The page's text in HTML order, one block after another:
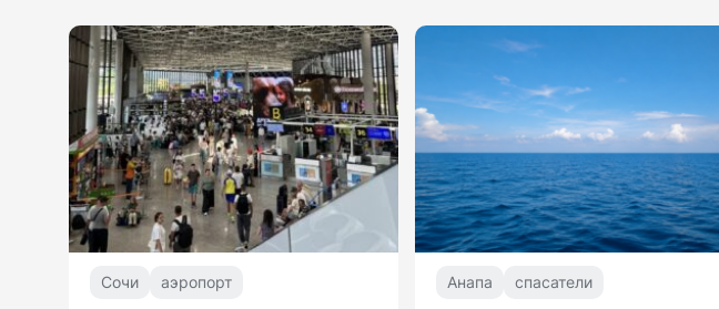
Сочи аэропорт Анапа спасатели